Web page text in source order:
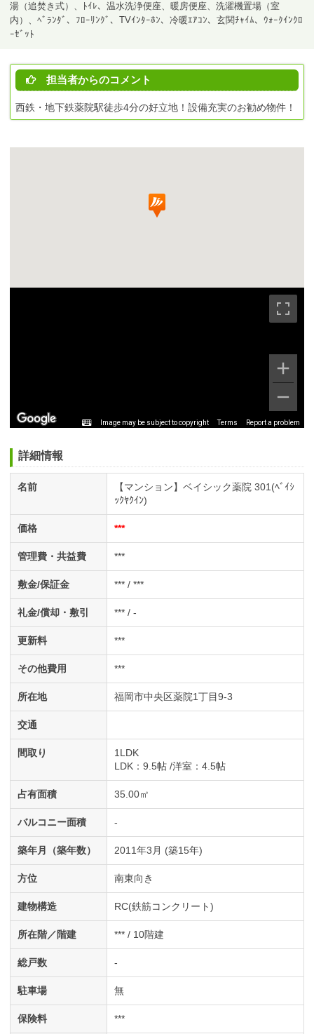
湯（追焚き式）、ﾄｲﾚ、温水洗浄便座、暖房便座、洗濯機置場（室
内）、ﾍﾞﾗﾝﾀﾞ、ﾌﾛｰﾘﾝｸﾞ、TVｲﾝﾀｰﾎﾝ、冷暖ｴｱｺﾝ、玄関ﾁｬｲﾑ、ｳｫｰｸｲﾝｸﾛ
ｰｾﾞｯﾄ
担当者からのコメント
西鉄・地下鉄薬院駅徒歩4分の好立地！設備充実のお勧め物件！
Image may be subject to copyright Terms Report a problem
詳細情報
名前
【マンション】ベイシック薬院 301(ﾍﾞｲｼ
ｯｸﾔｸｲﾝ)
価格 ***
管理費・共益費 ***
敷金/保証金 *** / ***
礼金/償却・敷引 *** / -
更新料 ***
その他費用 ***
所在地 福岡市中央区薬院1丁目9-3
交通
間取り
1LDK
LDK ：9.5帖 洋室 ：4.5帖
占有面積 35.00㎡
バルコニー面積 -
築年月（築年数） 2011年3月 (築15年)
方位 南東向き
建物構造 RC(鉄筋コンクリート)
所在階／階建 *** / 10階建
総戸数 -
駐車場 無
保険料 ***